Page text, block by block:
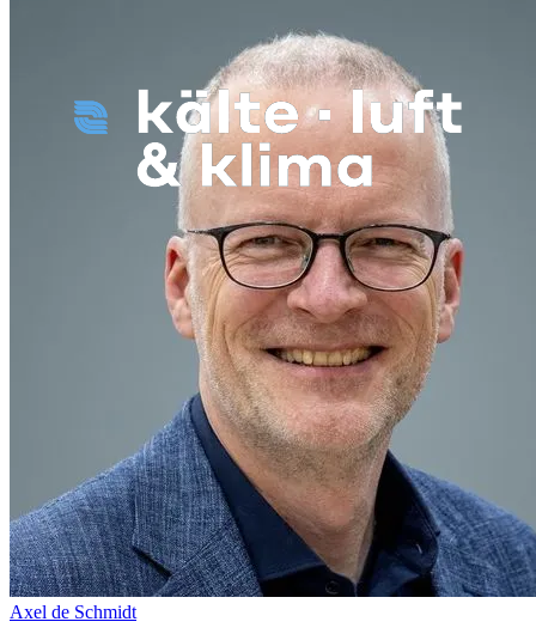
Axel de Schmidt